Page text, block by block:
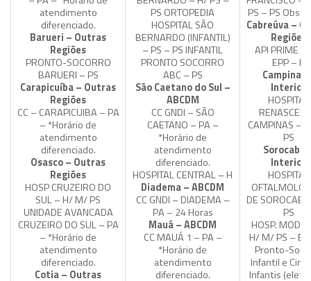
atendimento
diferenciado.
Barueri – Outras
Regiões
PRONTO-SOCORRO
BARUERI – PS
Carapicuíba – Outras
Regiões
CC – CARAPICUIBA – PA
– *Horário de
atendimento
diferenciado.
Osasco – Outras
Regiões
HOSP CRUZEIRO DO
SUL – H/ M/ PS
UNIDADE AVANCADA
CRUZEIRO DO SUL – PA
– *Horário de
atendimento
diferenciado.
Cotia – Outras
PS ORTOPEDIA
HOSPITAL SÃO
BERNARDO (INFANTIL)
– PS – PS INFANTIL
PRONTO SOCORRO
ABC – PS
São Caetano do Sul –
ABCDM
CC GNDI – SÃO
CAETANO – PA –
*Horário de
atendimento
diferenciado.
HOSPITAL CENTRAL – H
Diadema – ABCDM
CC GNDI – DIADEMA –
PA – 24 Horas
Mauá – ABCDM
CC MAUÁ 1 – PA –
*Horário de
atendimento
diferenciado.
PS – PS
Cabreúva –
Regiões
API PRIME
EPP – H
Campinas
Interior
HOSPITAL
CAMPINAS –
PS
Sorocaba
Interior
HOSPITAL
DE
PS
HOSP.
H/ M/ PS –
Pronto-
Infantil e
Infantis